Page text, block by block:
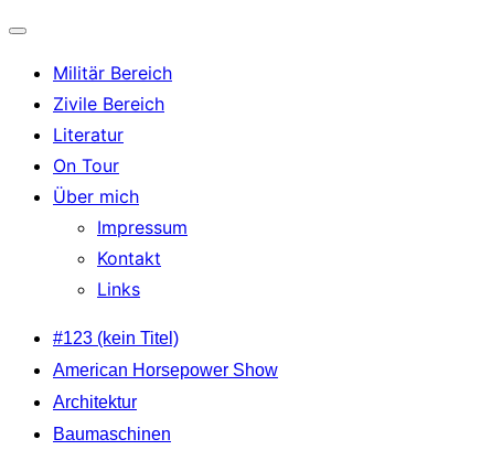
umschalten
Militär Bereich
Zivile Bereich
Literatur
On Tour
Über mich
Impressum
Kontakt
Links
Zum
Inhalt
springen
#123 (kein Titel)
American Horsepower Show
Architektur
Baumaschinen